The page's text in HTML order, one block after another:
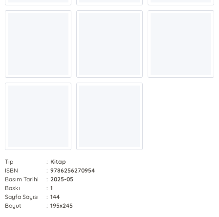
Tip : Kitap
ISBN
: 9786256270954
Basım Tarihi
: 2025-05
Baskı
: 1
Sayfa Sayısı
: 144
Boyut
: 195x245